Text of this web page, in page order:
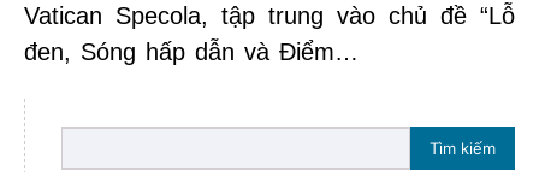
Vatican Specola, tập trung vào chủ đề “Lỗ
đen, Sóng hấp dẫn và Điểm…
Tìm kiếm